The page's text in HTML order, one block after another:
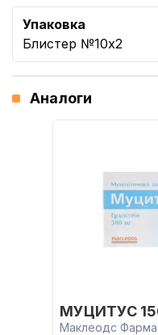
Упаковка
Блистер №10x2
Аналоги
МУЦИТУС
Маклеодс